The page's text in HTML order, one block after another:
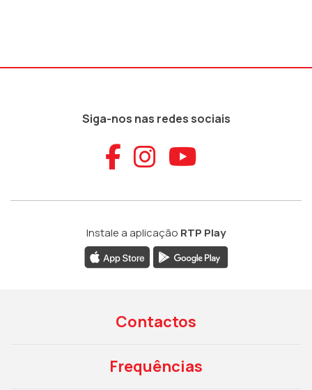
Siga-nos nas redes sociais
Aceder ao
Aceder ao
Aceder
Instale a aplicação RTP Play
Contactos
Frequências